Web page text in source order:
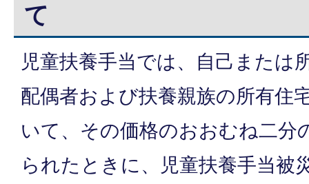
て
児童扶養手当では、自己または
配偶者および扶養親族の所有住
いて、その価格のおおむね二分
られたときに、児童扶養手当被